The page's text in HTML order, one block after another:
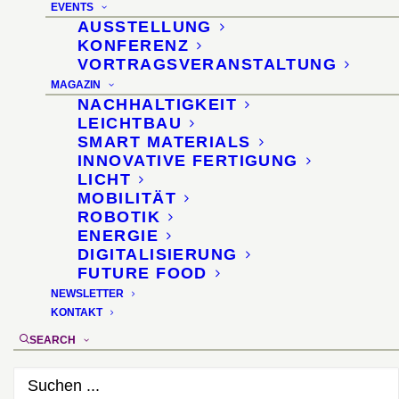
EVENTS
AUSSTELLUNG
KONFERENZ
VORTRAGSVERANSTALTUNG
MAGAZIN
NACHHALTIGKEIT
LEICHTBAU
SMART MATERIALS
INNOVATIVE FERTIGUNG
LICHT
MOBILITÄT
ROBOTIK
ENERGIE
DIGITALISIERUNG
FUTURE FOOD
NEWSLETTER
KONTAKT
SEARCH
7th Forest & Wood
Innovation Forum · Swiss
Krono Werk ·
Wittstock/Dosse
22. Juni 2023